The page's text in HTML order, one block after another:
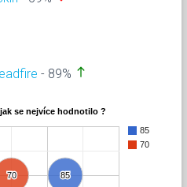
- 89% north
se nejvíce hodnotilo ?
85
70
85
85
70
70